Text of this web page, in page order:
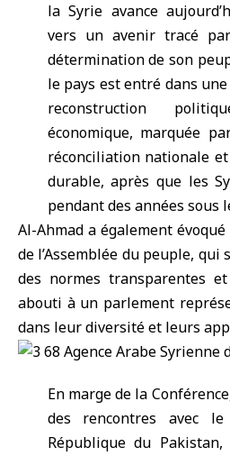
la Syrie avance
vers un avenir tracé
détermination de son
le pays est entré dans
reconstruction
économique, marquée
réconciliation nationale
durable, après que les
pendant des années sous
Al-Ahmad a également
de l’Assemblée du peuple, qui
des normes transparentes
abouti à un parlement
dans leur diversité et leurs
En marge de la
des rencontres avec
République du